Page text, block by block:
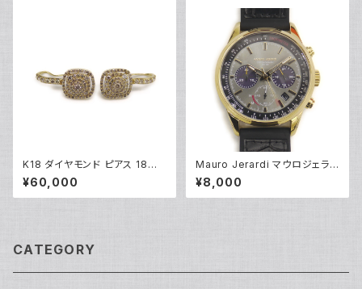
K18 ダイヤモンド ピアス 18金
フックピアス Y05252
¥60,000
Mauro Jerardi マウロジェラル
ディ ソーラー クロノグラフ 腕時
計 MJ063-5 グレー文字盤 Y0
5271
¥8,000
CATEGORY